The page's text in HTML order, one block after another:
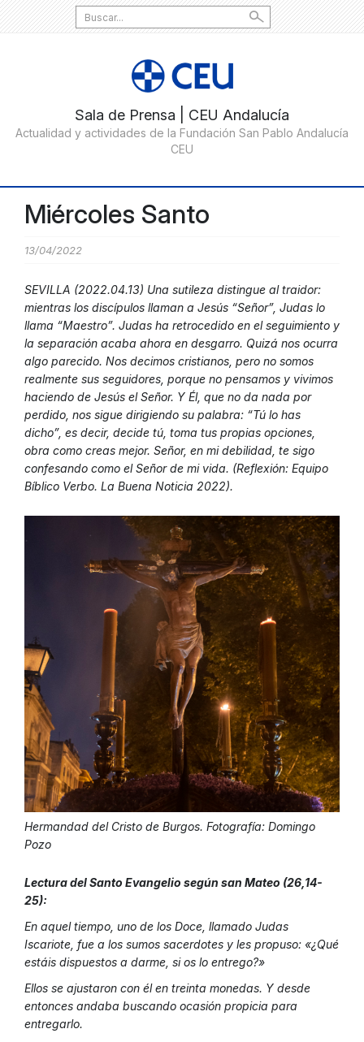
Search
for:
Miércoles Santo
13/04/2022
SEVILLA (2022.04.13) Una sutileza distingue al traidor:
mientras los discípulos llaman a Jesús “Señor”, Judas lo
llama “Maestro”. Judas ha retrocedido en el seguimiento y
la separación acaba ahora en desgarro. Quizá nos ocurra
algo parecido. Nos decimos cristianos, pero no somos
realmente sus seguidores, porque no pensamos y vivimos
haciendo de Jesús el Señor. Y Él, que no da nada por
perdido, nos sigue dirigiendo su palabra: “Tú lo has
dicho”, es decir, decide tú, toma tus propias opciones,
obra como creas mejor. Señor, en mi debilidad, te sigo
confesando como el Señor de mi vida. (Reflexión: Equipo
Bíblico Verbo. La Buena Noticia 2022).
Hermandad del Cristo de Burgos. Fotografía: Domingo
Pozo
Lectura del Santo Evangelio según san Mateo (26,14-
25):
En aquel tiempo, uno de los Doce, llamado Judas
Iscariote, fue a los sumos sacerdotes y les propuso: «¿Qué
estáis dispuestos a darme, si os lo entrego?»
Ellos se ajustaron con él en treinta monedas. Y desde
entonces andaba buscando ocasión propicia para
entregarlo.